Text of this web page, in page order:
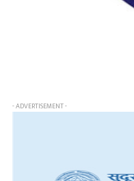
- ADVERTISEMENT -